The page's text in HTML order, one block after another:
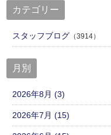
カテゴリー
スタッフブログ （3914）
月別
2026年8月 (3)
2026年7月 (15)